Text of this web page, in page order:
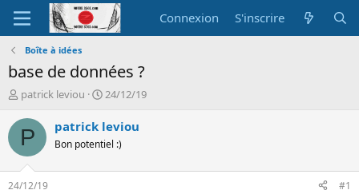
Connexion S'inscrire
Boîte à idées
base de données ?
A
t
e
r
d
patrick leviou
D
t
e
d
24/12/19
P patrick leviou
Bon potentiel :)
24/12/19 #1